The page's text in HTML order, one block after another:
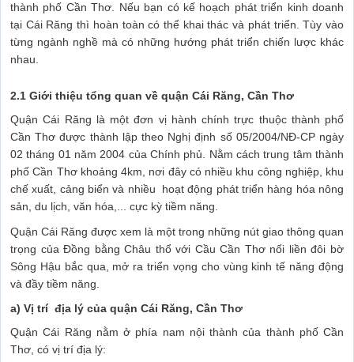
thành phố Cần Thơ. Nếu bạn có kế hoạch phát triển kinh doanh
tại Cái Răng thì hoàn toàn có thể khai thác và phát triển. Tùy vào
từng ngành nghề mà có những hướng phát triển chiến lược khác
nhau.
2.1 Giới thiệu tổng quan về quận Cái Răng, Cần Thơ
Quận Cái Răng là một đơn vị hành chính trực thuộc thành phố
Cần Thơ được thành lập theo Nghị định số 05/2004/NĐ-CP ngày
02 tháng 01 năm 2004 của Chính phủ. Nằm cách trung tâm thành
phố Cần Thơ khoảng 4km, nơi đây có nhiều khu công nghiệp, khu
chế xuất, cảng biển và nhiều hoạt động phát triển hàng hóa nông
sản, du lịch, văn hóa,... cực kỳ tiềm năng.
Quận Cái Răng được xem là một trong những nút giao thông quan
trọng của Đồng bằng Châu thổ với Cầu Cần Thơ nối liền đôi bờ
Sông Hậu bắc qua, mở ra triển vọng cho vùng kinh tế năng động
và đầy tiềm năng.
a) Vị trí địa lý của quận Cái Răng, Cần Thơ
Quận Cái Răng nằm ở phía nam nội thành của thành phố Cần
Thơ, có vị trí địa lý: